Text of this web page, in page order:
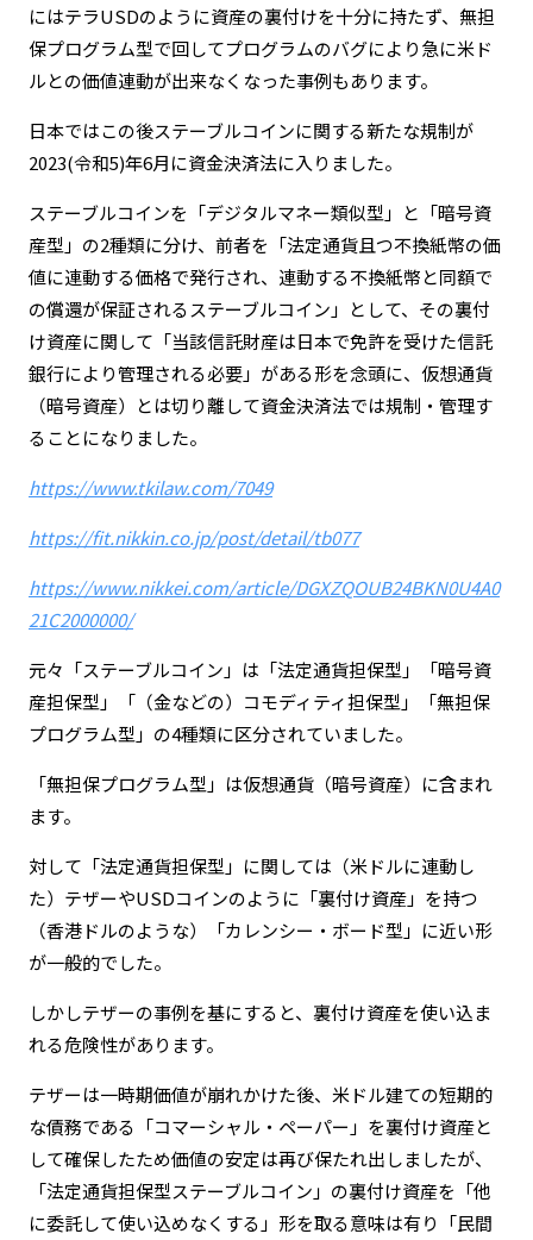
にはテラUSDのように資産の裏付けを十分に持たず、無担
保プログラム型で回してプログラムのバグにより急に米ド
ルとの価値連動が出来なくなった事例もあります。
日本ではこの後ステーブルコインに関する新たな規制が
2023(令和5)年6月に資金決済法に入りました。
ステーブルコインを「デジタルマネー類似型」と「暗号資
産型」の2種類に分け、前者を「法定通貨且つ不換紙幣の価
値に連動する価格で発行され、連動する不換紙幣と同額で
の償還が保証されるステーブルコイン」として、その裏付
け資産に関して「当該信託財産は日本で免許を受けた信託
銀行により管理される必要」がある形を念頭に、仮想通貨
（暗号資産）とは切り離して資金決済法では規制・管理す
ることになりました。
https://www.tkilaw.com/7049
https://fit.nikkin.co.jp/post/detail/tb077
https://www.nikkei.com/article/DGXZQOUB24BKN0U4A0
21C2000000/
元々「ステーブルコイン」は「法定通貨担保型」「暗号資
産担保型」「（金などの）コモディティ担保型」「無担保
プログラム型」の4種類に区分されていました。
「無担保プログラム型」は仮想通貨（暗号資産）に含まれ
ます。
対して「法定通貨担保型」に関しては（米ドルに連動し
た）テザーやUSDコインのように「裏付け資産」を持つ
（香港ドルのような）「カレンシー・ボード型」に近い形
が一般的でした。
しかしテザーの事例を基にすると、裏付け資産を使い込ま
れる危険性があります。
テザーは一時期価値が崩れかけた後、米ドル建ての短期的
な債務である「コマーシャル・ペーパー」を裏付け資産と
して確保したため価値の安定は再び保たれ出しましたが、
「法定通貨担保型ステーブルコイン」の裏付け資産を「他
に委託して使い込めなくする」形を取る意味は有り「民間